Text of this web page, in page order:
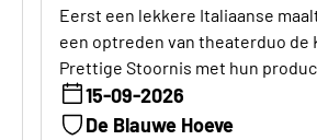
Eerst een lekkere Italiaanse
een optreden van theaterduo de
Prettige Stoornis met hun
15-09-2026
De Blauwe Hoeve